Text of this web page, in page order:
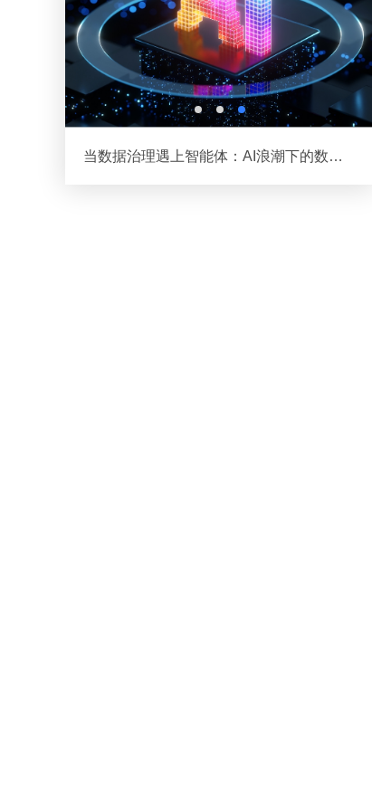
当数据治理遇上智能体：AI浪潮下的数据治理变革之路